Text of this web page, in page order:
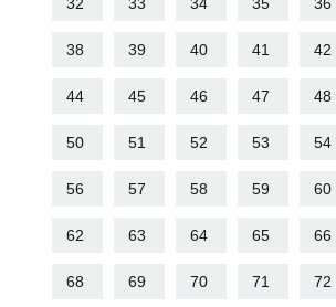
38 39 40 41 42
44 45 46 47 48
50 51 52 53 54
56 57 58 59 60
62 63 64 65 66
68 69 70 71 72